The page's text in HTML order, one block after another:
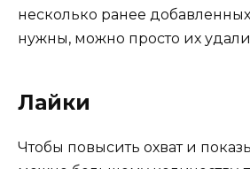
несколько ранее
нужны, можно просто их
Лайки
Чтобы повысить охват и